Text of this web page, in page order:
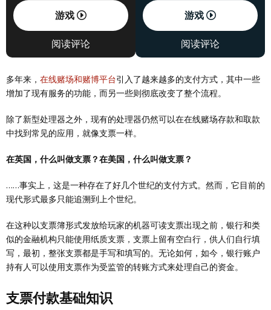
游戏
阅读评论
游戏
阅读评论
多年来， 在线赌场和赌博平台引入了越来越多的支付方式，其中一些
增加了现有服务的功能，而另一些则彻底改变了整个流程。
除了新型处理器之外，现有的处理器仍然可以在在线赌场存款和取款
中找到常见的应用，就像支票一样。
在英国，什么叫做支票？在美国，什么叫做支票？
……事实上，这是一种存在了好几个世纪的支付方式。然而，它目前的
现代形式最多只能追溯到上个世纪。
在这种以支票簿形式发放给玩家的机器可读支票出现之前，银行和类
似的金融机构只能使用纸质支票，支票上留有空白行，供人们自行填
写，最初，整张支票都是手写和填写的。无论如何，如今，银行账户
持有人可以使用支票作为受监管的转账方式来处理自己的资金。
支票付款基础知识